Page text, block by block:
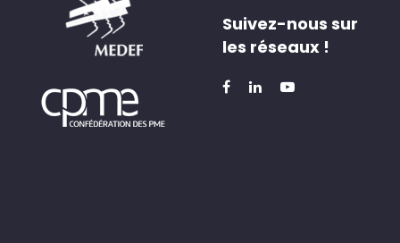
Suivez-nous sur
les réseaux !